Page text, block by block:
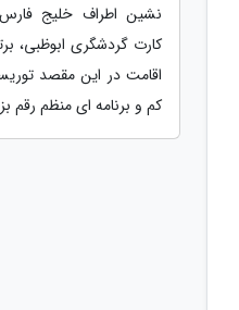
نشین اطراف خلیج
کارت گردشگری ابوظبی،
اقامت در این مقصد
کم و برنامه ای منظم رقم